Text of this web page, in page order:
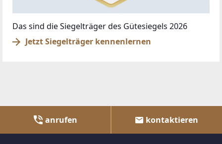
Das sind die Siegelträger des Gütesiegels 2026
Jetzt Siegelträger kennenlernen
anrufen kontaktieren